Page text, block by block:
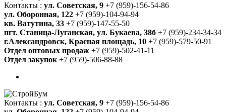
Контакты : ул. Советская, 9 +7 (959)-156-54-86
ул. Оборонная, 122 +7 (959)-104-94-94
кв. Ватутина, 33 +7 (959)-147-55-50
пгт. Станица-Луганская, ул. Букаева, 38б +7 (959)-234-34-34
г.Александровск, Красная площадь, 10 +7 (959)-579-50-91
Отдел оптовых продаж +7 (959)-502-41-11
Отдел закупок +7 (959)-506-88-88
Контакты : ул. Советская, 9 +7 (959)-156-54-86